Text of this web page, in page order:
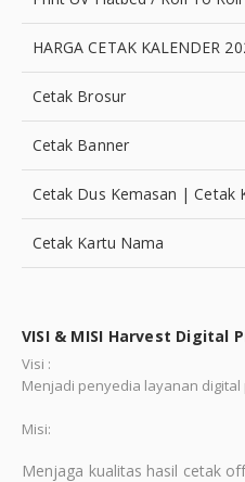
HARGA CETAK KALENDER
Cetak Brosur
Cetak Banner
Cetak Dus Kemasan | Cetak
Cetak Kartu Nama
VISI & MISI Harvest Digital
Visi :
Menjadi penyedia layanan
Misi:
Menjaga kualitas hasil cetak